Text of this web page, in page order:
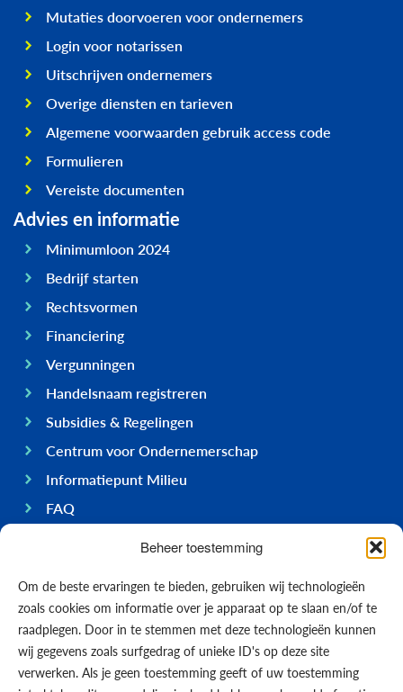
Beheer toestemming
Om de beste ervaringen te bieden, gebruiken wij technologieën
zoals cookies om informatie over je apparaat op te slaan en/of te
raadplegen. Door in te stemmen met deze technologieën kunnen
wij gegevens zoals surfgedrag of unieke ID's op deze site
verwerken. Als je geen toestemming geeft of uw toestemming
Mutaties doorvoeren voor ondernemers
Login voor notarissen
Uitschrijven ondernemers
Overige diensten en tarieven
Algemene voorwaarden gebruik access code
Formulieren
Vereiste documenten
Advies en informatie
Minimumloon 2024
Bedrijf starten
Rechtsvormen
Financiering
Vergunningen
Handelsnaam registreren
Subsidies & Regelingen
Centrum voor Ondernemerschap
Informatiepunt Milieu
FAQ
Ondernemen op Bonaire
Economie
Regering
Infrastructuur
Algemeen